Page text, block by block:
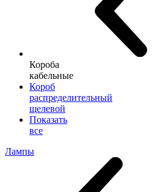
Короба
кабельные
Короб
распределительный
щелевой
Показать
все
Лампы